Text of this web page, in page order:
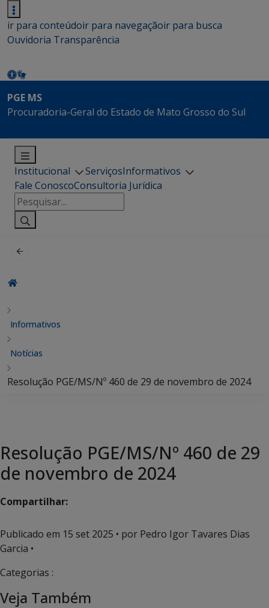
ir para conteúdoir para navegaçãoir para busca
Ouvidoria Transparência
PGE MS
Procuradoria-Geral do Estado de Mato Grosso do Sul
Institucional ServiçosInformativos
Fale ConoscoConsultoria Jurídica
Pesquisar
por:
Informativos
Notícias
Resolução PGE/MS/Nº 460 de 29 de novembro de 2024
Resolução PGE/MS/Nº 460 de 29
de novembro de 2024
Compartilhar:
Publicado em 15 set 2025 • por Pedro Igor Tavares Dias
Garcia •
Categorias :
Veja Também